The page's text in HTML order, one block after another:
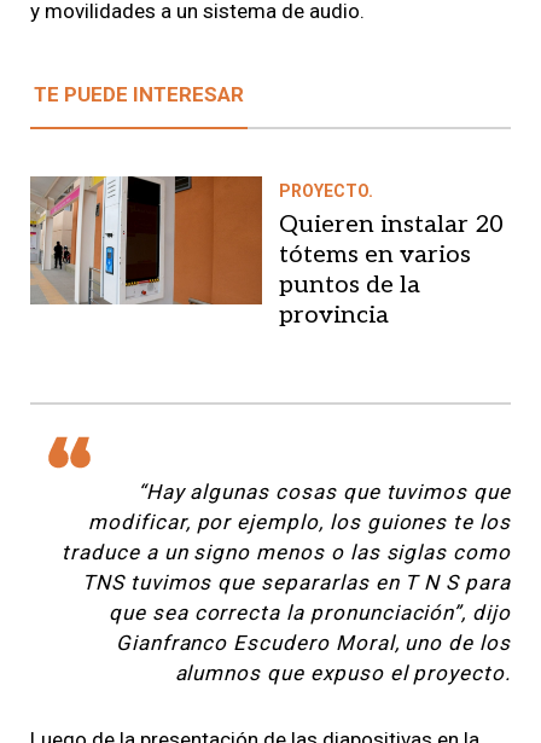
y movilidades a un sistema de audio.
TE PUEDE INTERESAR
PROYECTO.
Quieren instalar 20
tótems en varios
puntos de la
provincia
“Hay algunas cosas que tuvimos que
modificar, por ejemplo, los guiones te los
traduce a un signo menos o las siglas como
TNS tuvimos que separarlas en T N S para
que sea correcta la pronunciación”, dijo
Gianfranco Escudero Moral, uno de los
alumnos que expuso el proyecto.